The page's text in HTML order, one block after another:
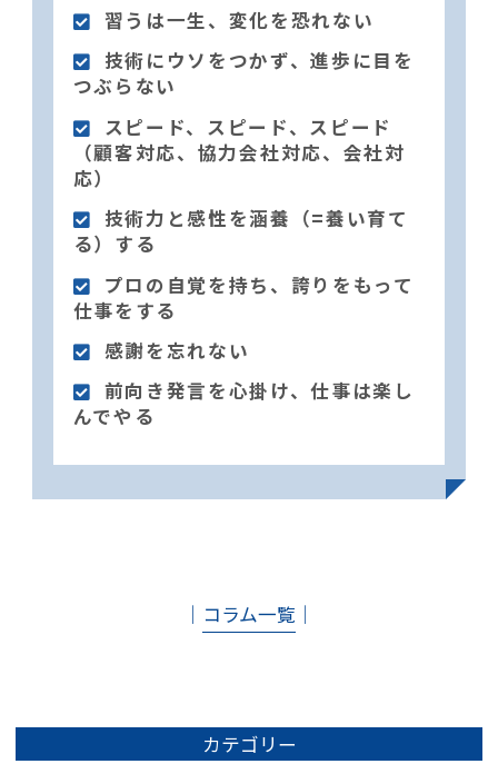
習うは一生、変化を恐れない
技術にウソをつかず、進歩に目を
つぶらない
スピード、スピード、スピード
（顧客対応、協力会社対応、会社対
応）
技術力と感性を涵養（=養い育て
る）する
プロの自覚を持ち、誇りをもって
仕事をする
感謝を忘れない
前向き発言を心掛け、仕事は楽し
んでやる
│ コラム一覧 │
カテゴリー